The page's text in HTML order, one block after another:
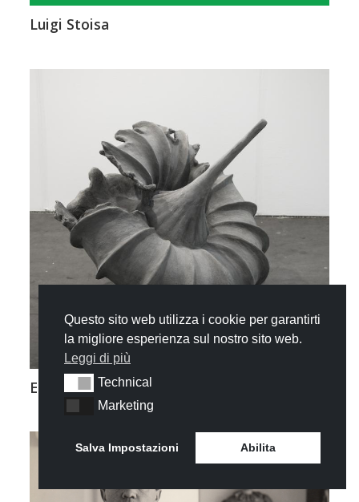
Luigi Stoisa
Elisa Strinna
Questo sito web utilizza i cookie per garantirti
la migliore esperienza sul nostro sito web.
Leggi di più
TechnicalTechnical
MarketingMarketing
Salva Impostazioni Abilita